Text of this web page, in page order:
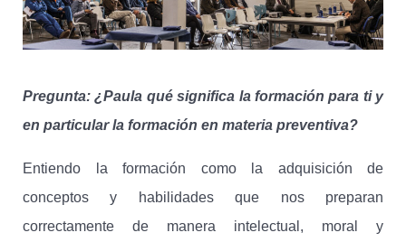
Pregunta: ¿Paula qué significa la formación para ti y
en particular la formación en materia preventiva?
Entiendo la formación como la adquisición de
conceptos y habilidades que nos preparan
correctamente de manera intelectual, moral y